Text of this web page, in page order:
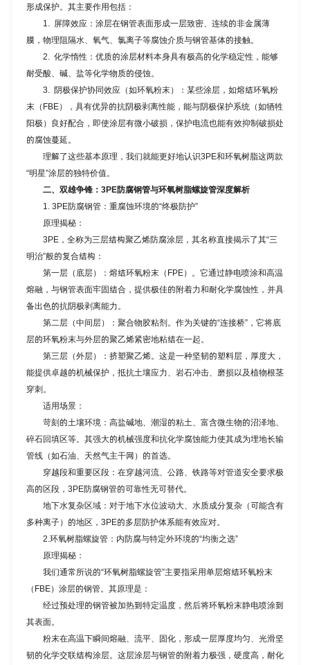
形成保护。其主要作用包括：
1. 屏障效应：涂层在钢管表面形成一层致密、连续的非金属薄
膜，物理阻隔水、氧气、氯离子等腐蚀介质与钢管基体的接触。
2. 化学惰性：优质的涂层材料本身具有极高的化学稳定性，能够
耐受酸、碱、盐等化学物质的侵蚀。
3. 阴极保护协同效应（如环氧粉末）：某些涂层，如熔结环氧粉
末（FBE），具有优异的抗阴极剥离性能，能与阴极保护系统（如牺牲
阳极）良好配合，即使涂层有微小破损，保护电流也能有效抑制破损处
的腐蚀蔓延。
理解了这些基本原理，我们就能更好地认识3PE和环氧树脂这两款
“明星”涂层的独特价值。
二、双雄争锋：3PE防腐钢管与环氧树脂螺旋管深度解析
1. 3PE防腐钢管：重腐蚀环境的“终极防护”
原理揭秘：
3PE，全称为三层结构聚乙烯防腐涂层，其名称直接揭示了其“三
明治”般的复合结构：
第一层（底层）：熔结环氧粉末（FPE）。它通过静电喷涂和高温
熔融，与钢管表面牢固结合，提供极佳的附着力和耐化学腐蚀性，并具
备出色的抗阴极剥离能力。
第二层（中间层）：聚合物胶粘剂。作为关键的“连接桥”，它将底
层的环氧粉末与外层的聚乙烯紧密地粘结在一起。
第三层（外层）：挤塑聚乙烯。这是一种坚韧的塑料层，厚度大，
能提供卓越的机械保护，抵抗土壤应力、岩石冲击、磨损以及植物根茎
穿刺。
适用场景：
苛刻的土壤环境：高盐碱地、潮湿的粘土、富含微生物的沼泽地、
碎石回填区等。其强大的机械强度和抗化学腐蚀能力使其成为埋地长输
管线（如石油、天然气主干网）的首选。
穿越段和重要区段：在穿越河流、公路、铁路等对管道安全要求极
高的区段，3PE防腐钢管的可靠性无可替代。
地下水复杂区域：对于地下水位波动大、水质成分复杂（可能含有
多种离子）的地区，3PE的多层防护体系能有效应对。
2.环氧树脂螺旋管：内防腐与特定外环境的“均衡之选”
原理揭秘：
我们通常所说的“环氧树脂螺旋管”主要指采用单层熔结环氧粉末
（FBE）涂层的钢管。其原理是：
经过预处理的钢管被加热到特定温度，然后将环氧粉末静电喷涂到
其表面。
粉末在高温下瞬间熔融、流平、固化，形成一层厚度均匀、光滑坚
韧的化学交联结构涂层。这层涂层与钢管的附着力极强，硬度高，耐化